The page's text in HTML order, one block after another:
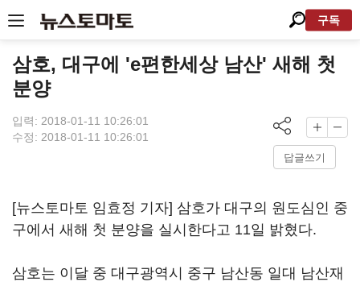
구독
삼호, 대구에 'e편한세상 남산' 새해 첫
분양
입력: 2018-01-11 10:26:01
수정: 2018-01-11 10:26:01
답글쓰기
[뉴스토마토 임효정 기자] 삼호가 대구의 원도심인 중
구에서 새해 첫 분양을 실시한다고 11일 밝혔다.
삼호는 이달 중 대구광역시 중구 남산동 일대 남산재